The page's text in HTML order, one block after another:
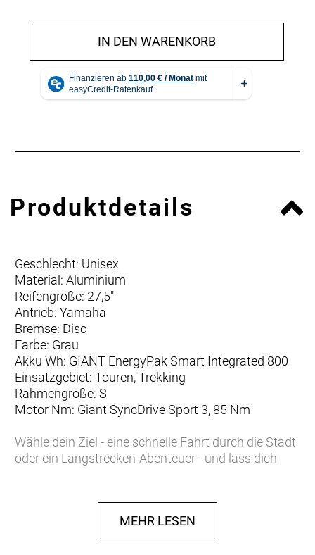
IN DEN WARENKORB
Produktdetails
Geschlecht: Unisex
Material: Aluminium
Reifengröße: 27,5"
Antrieb: Yamaha
Bremse: Disc
Farbe: Grau
Akku Wh: GIANT EnergyPak Smart Integrated 800
Einsatzgebiet: Touren, Trekking
Rahmengröße: S
Motor Nm: Giant SyncDrive Sport 3, 85 Nm
Wähle dein Ziel - eine schnelle Fahrt durch die Stadt
oder ein Langstrecken-Abenteuer - und lass dich
komfortablen Federung und den großen, griffigen
Reifen für unebene Straßen, Gravel oder Schotter
hilft dir dieses vielseitige E-Bike, auf jeder Reise
MEHR LESEN